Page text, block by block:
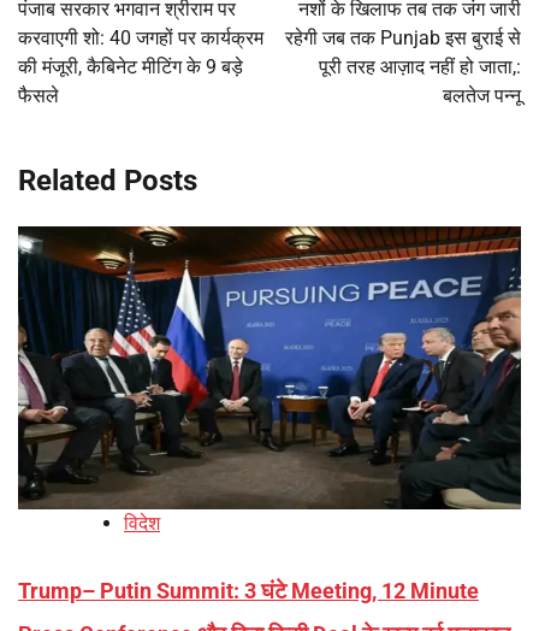
पंजाब सरकार भगवान श्रीराम पर
करवाएगी शो: 40 जगहों पर कार्यक्रम
की मंजूरी, कैबिनेट मीटिंग के 9 बड़े
फैसले
नशों के खिलाफ तब तक जंग जारी
रहेगी जब तक Punjab इस बुराई से
पूरी तरह आज़ाद नहीं हो जाता,:
बलतेज पन्नू
Related Posts
विदेश
Trump– Putin Summit: 3 घंटे Meeting, 12 Minute